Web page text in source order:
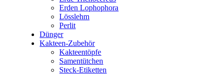
Erden Lophophora
Lösslehm
Perlit
Dünger
Kakteen-Zubehör
Kakteentöpfe
Samentütchen
Steck-Etiketten